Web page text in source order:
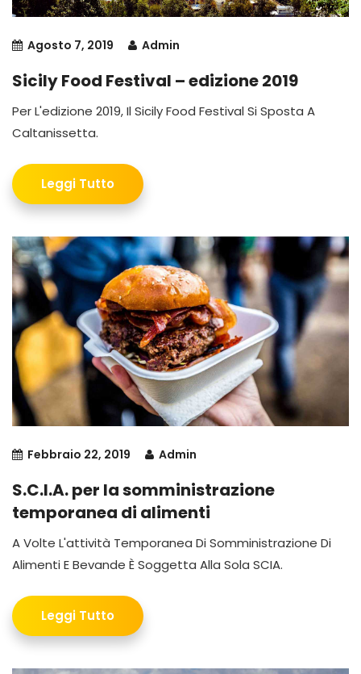
Agosto 7, 2019 Admin
Sicily Food Festival – edizione 2019
Per L'edizione 2019, Il Sicily Food Festival Si Sposta A
Caltanissetta.
Leggi Tutto
Febbraio 22, 2019 Admin
S.C.I.A. per la somministrazione
temporanea di alimenti
A Volte L'attività Temporanea Di Somministrazione Di
Alimenti E Bevande È Soggetta Alla Sola SCIA.
Leggi Tutto